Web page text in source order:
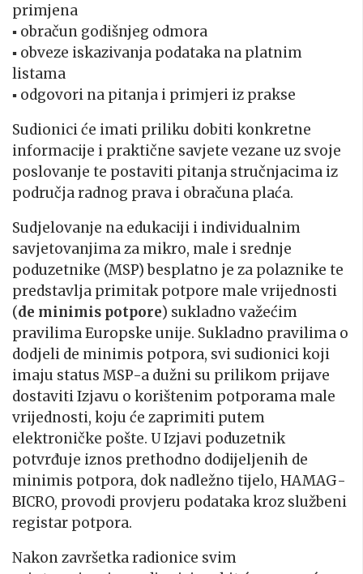
primjena
▪ obračun godišnjeg odmora
▪ obveze iskazivanja podataka na platnim
listama
▪ odgovori na pitanja i primjeri iz prakse
Sudionici će imati priliku dobiti konkretne
informacije i praktične savjete vezane uz svoje
poslovanje te postaviti pitanja stručnjacima iz
područja radnog prava i obračuna plaća.
Sudjelovanje na edukaciji i individualnim
savjetovanjima za mikro, male i srednje
poduzetnike (MSP) besplatno je za polaznike te
predstavlja primitak potpore male vrijednosti
(de minimis potpore) sukladno važećim
pravilima Europske unije. Sukladno pravilima o
dodjeli de minimis potpora, svi sudionici koji
imaju status MSP-a dužni su prilikom prijave
dostaviti Izjavu o korištenim potporama male
vrijednosti, koju će zaprimiti putem
elektroničke pošte. U Izjavi poduzetnik
potvrđuje iznos prethodno dodijeljenih de
minimis potpora, dok nadležno tijelo, HAMAG-
BICRO, provodi provjeru podataka kroz službeni
registar potpora.
Nakon završetka radionice svim